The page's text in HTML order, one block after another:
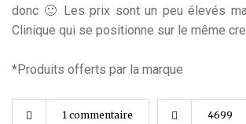
donc 🙂 Les prix sont un peu élevés
Clinique qui se positionne sur le même
*Produits offerts par la marque
1 commentaire 4699